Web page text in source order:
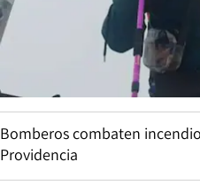
Bomberos combaten
Providencia